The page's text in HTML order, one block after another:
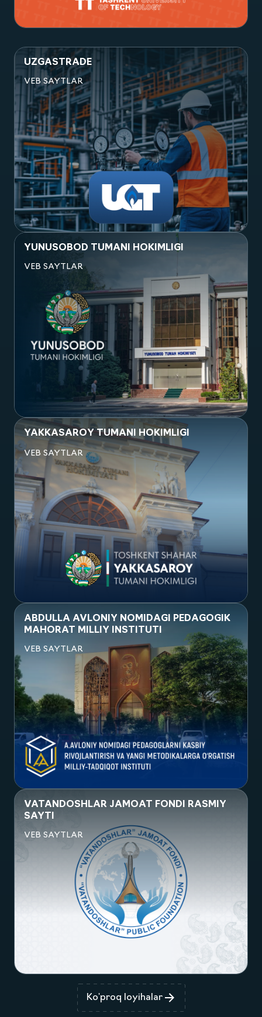
Посмотреть проект
UZGASTRADE
VEB SAYTLAR
Посмотреть проект
YUNUSOBOD TUMANI HOKIMLIGI
VEB SAYTLAR
Посмотреть проект
YAKKASAROY TUMANI HOKIMLIGI
VEB SAYTLAR
Посмотреть проект
ABDULLA AVLONIY NOMIDAGI PEDAGOGIK
MAHORAT MILLIY INSTITUTI
VEB SAYTLAR
Посмотреть проект
VATANDOSHLAR JAMOAT FONDI RASMIY
VEB SAYTLAR